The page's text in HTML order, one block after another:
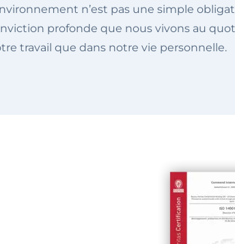
n’est pas une simple
profonde que nous vivons au
travail que dans notre vie personnelle.